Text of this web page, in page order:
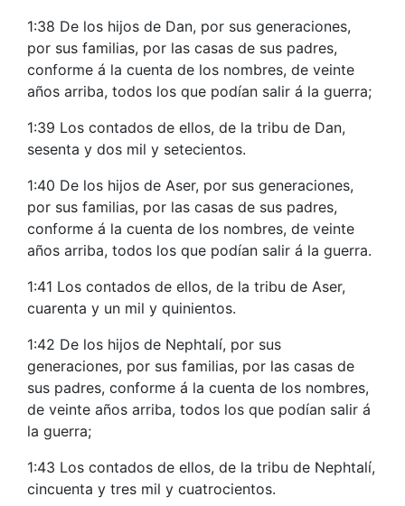
1:38 De los hijos de Dan, por sus generaciones,
por sus familias, por las casas de sus padres,
conforme á la cuenta de los nombres, de veinte
años arriba, todos los que podían salir á la guerra;
1:39 Los contados de ellos, de la tribu de Dan,
sesenta y dos mil y setecientos.
1:40 De los hijos de Aser, por sus generaciones,
por sus familias, por las casas de sus padres,
conforme á la cuenta de los nombres, de veinte
años arriba, todos los que podían salir á la guerra.
1:41 Los contados de ellos, de la tribu de Aser,
cuarenta y un mil y quinientos.
1:42 De los hijos de Nephtalí, por sus
generaciones, por sus familias, por las casas de
sus padres, conforme á la cuenta de los nombres,
de veinte años arriba, todos los que podían salir á
la guerra;
1:43 Los contados de ellos, de la tribu de Nephtalí,
cincuenta y tres mil y cuatrocientos.